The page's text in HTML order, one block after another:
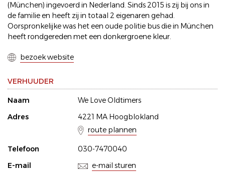
(München) ingevoerd in Nederland. Sinds 2015 is zij bij ons in
de familie en heeft zij in totaal 2 eigenaren gehad.
Oorspronkelijke was het een oude politie bus die in München
heeft rondgereden met een donkergroene kleur.
bezoek website
VERHUUDER
Naam
We Love Oldtimers
Adres
4221 MA Hoogblokland
route plannen
Telefoon
030-7470040
E-mail
e-mail sturen